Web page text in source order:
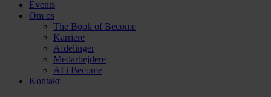
Events
Om os
The Book of Become
Karriere
Afdelinger
Medarbejdere
AI i Become
Kontakt